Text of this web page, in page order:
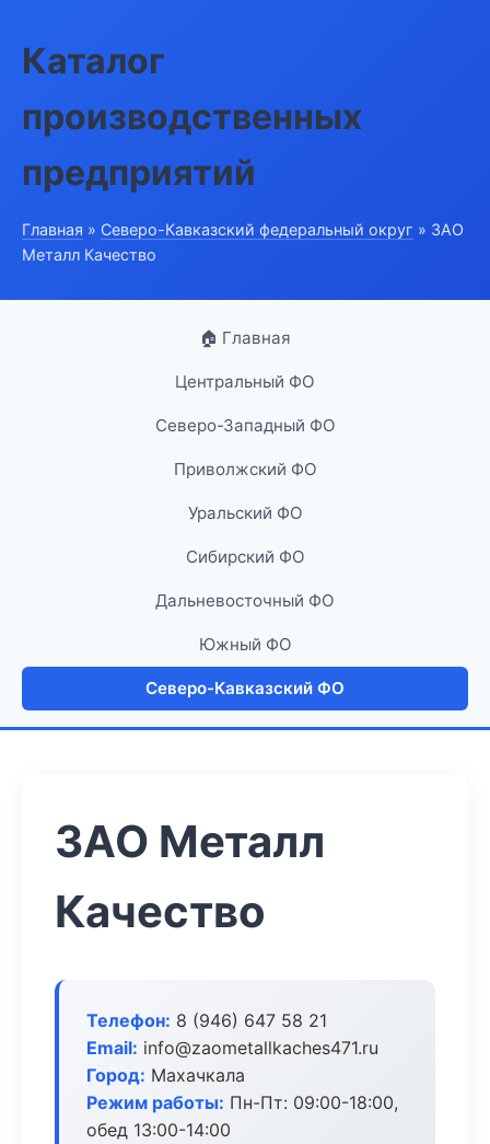
Каталог
производственных
предприятий
Главная » Северо-Кавказский федеральный округ » ЗАО
Металл Качество
🏠 Главная
Центральный ФО
Северо-Западный ФО
Приволжский ФО
Уральский ФО
Сибирский ФО
Дальневосточный ФО
Южный ФО
Северо-Кавказский ФО
ЗАО Металл
Качество
Телефон: 8 (946) 647 58 21
Email: info@zaometallkaches471.ru
Город: Махачкала
Режим работы: Пн-Пт: 09:00-18:00,
обед 13:00-14:00